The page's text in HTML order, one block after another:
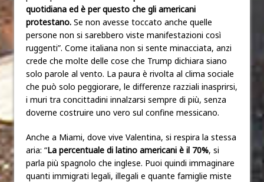
quotidiana ed è per questo che gli americani
protestano. Se non avesse toccato anche quelle
persone non si sarebbero viste manifestazioni così
ruggenti”. Come italiana non si sente minacciata, anzi
crede che molte delle cose che Trump dichiara siano
solo parole al vento. La paura è rivolta al clima sociale
che può solo peggiorare, le differenze razziali inasprirsi,
i muri tra concittadini innalzarsi sempre di più, senza
doverne costruire uno vero sul confine messicano.
Anche a Miami, dove vive Valentina, si respira la stessa
aria: “La percentuale di latino americani è il 70%, si
parla più spagnolo che inglese. Puoi quindi immaginare
quanti immigrati legali, illegali e quante famiglie miste